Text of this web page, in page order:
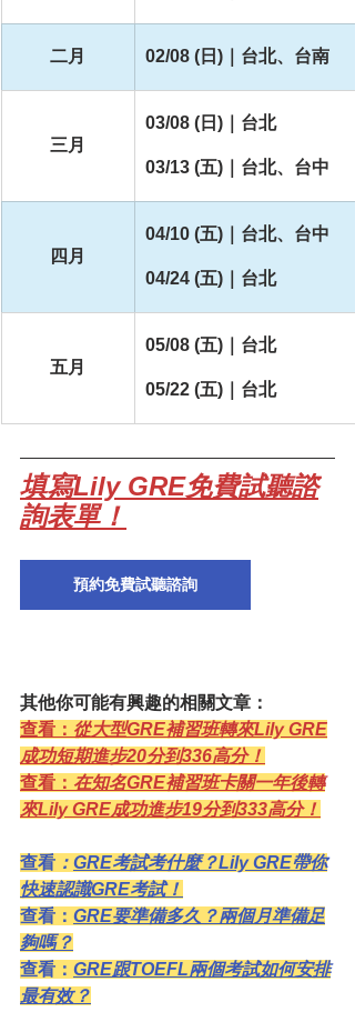
二月 02/08 (日)｜台北、台南
三月
03/08 (日)｜台北
03/13 (五)｜台北、台中
四月
04/10 (五) ｜台北、台中
04/24 (五)｜台北
五月
05/08 (五)｜台北
05/22 (五) ｜台北
填寫Lily GRE免費試聽諮
詢表單！
預約免費試聽諮詢
其他你可能有興趣的相關文章：
查看： 從大型GRE補習班轉來Lily GRE
成功短期進步20分到336高分！
查看： 在知名GRE補習班卡關一年後轉
來Lily GRE成功進步19分到333高分！
查看 ： GRE考試考什麼？Lily GRE帶你
快速認識GRE考試！
查看： GRE要準備多久？兩個月準備足
夠嗎？
查看： GRE跟TOEFL兩個考試如何安排
最有效？